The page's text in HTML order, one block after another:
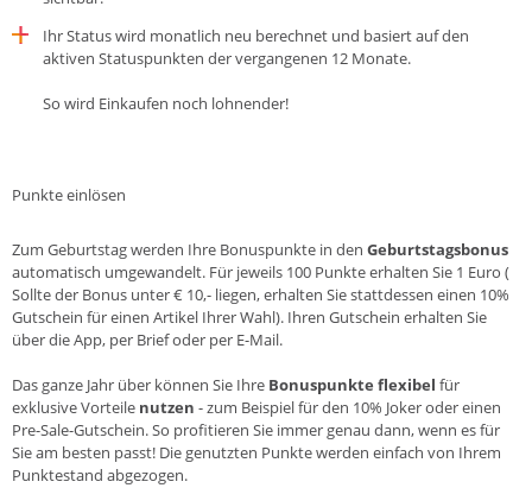
Ihr Status wird monatlich neu berechnet und basiert auf den
aktiven Statuspunkten der vergangenen 12 Monate.
So wird Einkaufen noch lohnender!
Punkte einlösen
Zum Geburtstag werden Ihre Bonuspunkte in den Geburtstagsbonus
automatisch umgewandelt. Für jeweils 100 Punkte erhalten Sie 1 Euro (
Sollte der Bonus unter € 10,- liegen, erhalten Sie stattdessen einen 10%
Gutschein für einen Artikel Ihrer Wahl). Ihren Gutschein erhalten Sie
über die App, per Brief oder per E-Mail.
Das ganze Jahr über können Sie Ihre Bonuspunkte flexibel für
exklusive Vorteile nutzen - zum Beispiel für den 10% Joker oder einen
Pre-Sale-Gutschein. So profitieren Sie immer genau dann, wenn es für
Sie am besten passt! Die genutzten Punkte werden einfach von Ihrem
Punktestand abgezogen.